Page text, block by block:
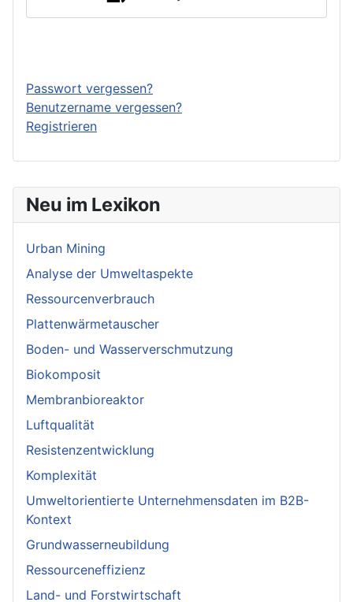
Neu im Lexikon
Urban Mining
Analyse der Umweltaspekte
Ressourcenverbrauch
Plattenwärmetauscher
Boden- und Wasserverschmutzung
Biokomposit
Membranbioreaktor
Luftqualität
Resistenzentwicklung
Komplexität
Umweltorientierte Unternehmensdaten im B2B-
Kontext
Grundwasserneubildung
Ressourceneffizienz
Land- und Forstwirtschaft
Passwort vergessen?
Benutzername vergessen?
Registrieren